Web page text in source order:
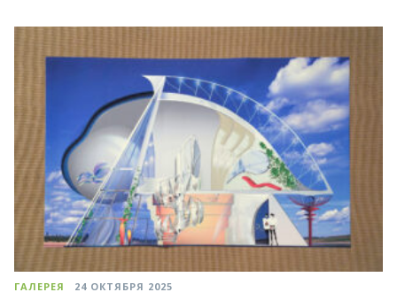
ГАЛЕРЕЯ 24 ОКТЯБРЯ 2025